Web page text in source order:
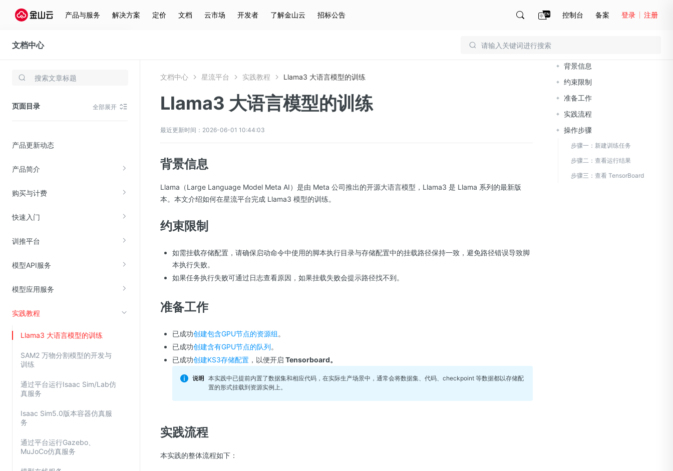
产品与服务 解决方案 定价 文档 云市场 开发者 了解金山云 招标公告 控制台 备案 登录 注册
文档中心
星流平台
页面目录 全部展开
产品更新动态
产品简介
购买与计费
快速入门
训推平台
模型API服务
模型应用服务
实践教程
Llama3 大语言模型的训练
SAM2 万物分割模型的开发与
训练
通过平台运行Isaac Sim/Lab仿
真服务
Isaac Sim5.0版本容器仿真服
务
通过平台运行Gazebo、
MuJoCo仿真服务
存储与云分发
云硬盘(EBS)
在线迁移服务
视频云服务
云直播(KLS)
边缘节点计算
金山云云防火墙
大模型应用防火墙
云堡垒机
DDoS原生高防
主机安全
Web应用防火墙(WAF)
密钥管理服务
文档中心 星流平台 实践教程 Llama3 大语言模型的训练
Llama3 大语言模型的训练
最近更新时间：2026-06-01 10:44:03
背景信息
Llama（Large Language Model Meta AI）是由 Meta 公司推出的开源大语言模型，Llama3 是 Llama 系列的最新版
本。本文介绍如何在星流平台完成 Llama3 模型的训练。
约束限制
如需挂载存储配置，请确保启动命令中使用的脚本执行目录与存储配置中的挂载路径保持一致，避免路径错误导致脚
本执行失败。
如果任务执行失败可通过日志查看原因，如果挂载失败会提示路径找不到。
准备工作
已成功创建包含GPU节点的资源组 。
已成功创建含有GPU节点的队列。
已成功创建KS3存储配置 ，以便开启 Tensorboard。
本实践中已提前内置了数据集和相应代码，在实际生产场景中，通常会将数据集、代码、checkpoint 等数据都以存储配
置的形式挂载到资源实例上。
实践流程
本实践的整体流程如下：
背景信息
约束限制
准备工作
实践流程
操作步骤
步骤一：新建训练任务
步骤二：查看运行结果
步骤三：查看 TensorBoard